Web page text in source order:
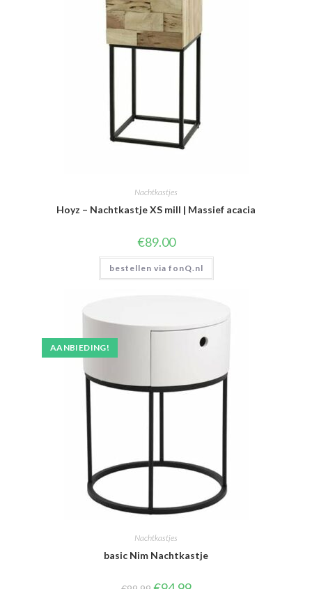
Nachtkastjes
Hoyz – Nachtkastje XS mill | Massief acacia
€89.00
bestellen via fonQ.nl
AANBIEDING!
Nachtkastjes
basic Nim Nachtkastje
Oorspronkelijke
Huidige